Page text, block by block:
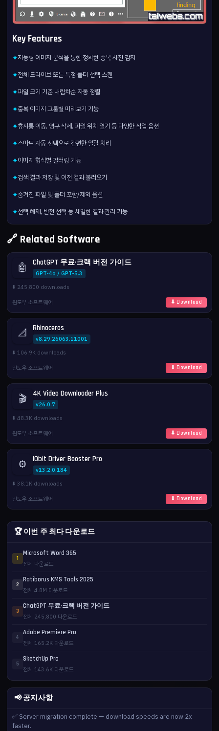
Key Features
✦지능형 이미지 분석을 통한 정확한 중복 사진 감지
✦전체 드라이브 또는 특정 폴더 선택 스캔
✦파일 크기 기준 내림차순 자동 정렬
✦중복 이미지 그룹별 미리보기 기능
✦휴지통 이동, 영구 삭제, 파일 위치 열기 등 다양한 작업 옵션
✦스마트 자동 선택으로 간편한 일괄 처리
✦이미지 형식별 필터링 기능
✦검색 결과 저장 및 이전 결과 불러오기
✦숨겨진 파일 및 폴더 포함/제외 옵션
✦선택 해제, 반전 선택 등 세밀한 결과 관리 기능
🔗 Related Software
🤖 ChatGPT 무료·크랙 버전 가이드
GPT-4o / GPT-5.3
⬇️ 245,800 downloads
윈도우 소프트웨어
⬇ Download
📐 Rhinoceros
v8.29.26063.11001
⬇️ 106.9K downloads
윈도우 소프트웨어
⬇ Download
🎬 4K Video Downloader Plus
v26.0.7
⬇️ 48.3K downloads
윈도우 소프트웨어
⬇ Download
⚙️ IObit Driver Booster Pro
v13.2.0.184
⬇️ 38.1K downloads
윈도우 소프트웨어
⬇ Download
🏆 이번 주 최다 다운로드
1
Microsoft Word 365
전체 다운로드
2
Ratiborus KMS Tools 2025
전체 4.8M 다운로드
3
ChatGPT 무료·크랙 버전 가이드
전체 245,800 다운로드
4
Adobe Premiere Pro
전체 165.2K 다운로드
5
SketchUp Pro
전체 143.6K 다운로드
📢 공지사항
✅ Server migration complete — download speeds are now 2x
faster.